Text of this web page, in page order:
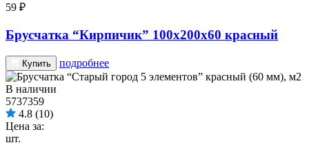
59 ₽
Брусчатка “Кирпичик” 100х200х60 красный
Купить подробнее
В наличии
5737359
4.8 (10)
Цена за:
шт.